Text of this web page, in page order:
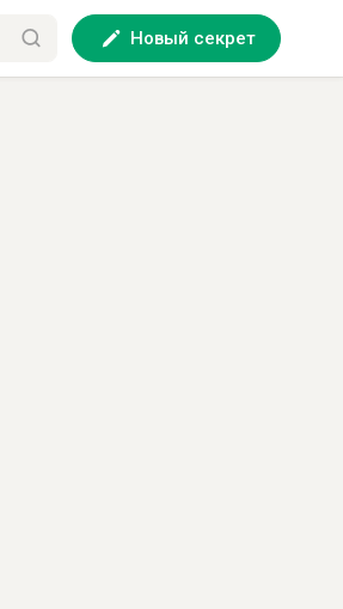
Новый секрет